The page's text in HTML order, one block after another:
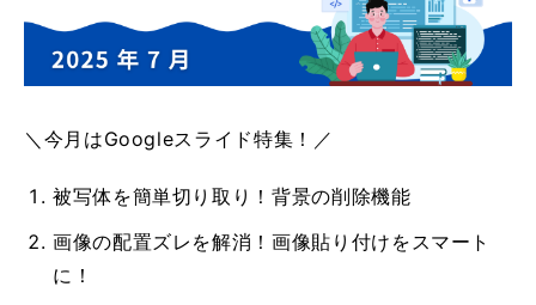
＼今月はGoogleスライド特集！／
被写体を簡単切り取り！背景の削除機能
画像の配置ズレを解消！画像貼り付けをスマート
に！